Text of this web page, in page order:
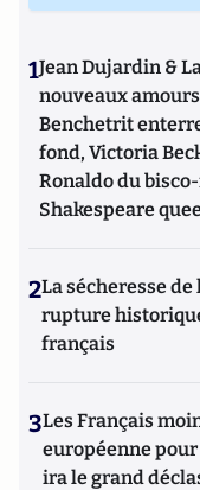
1Jean Dujardin &
nouveaux
Benchetrit
fond, Victoria
Ronaldo du
Shakespeare
2La sécheresse
rupture
français
3Les Français
européenne
ira le grand